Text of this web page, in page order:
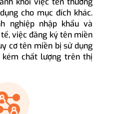
cho mục đích khác.
nghiệp nhập khẩu và
việc đăng ký tên miền
cơ tên miền bị sử dụng
kém chất lượng trên thị